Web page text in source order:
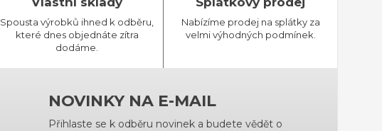
Spousta výrobků ihned k odběru,
které dnes objednáte zítra
dodáme.
Nabízíme prodej na splátky za
velmi výhodných podmínek.
NOVINKY NA E-MAIL
Přihlaste se k odběru novinek a budete vědět o